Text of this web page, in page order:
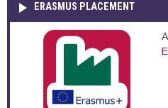
ERASMUS PLACEMENT